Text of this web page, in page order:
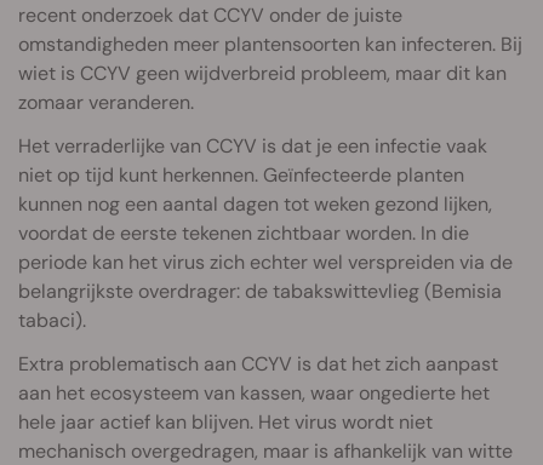
recent onderzoek dat CCYV onder de juiste
omstandigheden meer plantensoorten kan infecteren. Bij
wiet is CCYV geen wijdverbreid probleem, maar dit kan
zomaar veranderen.
Het verraderlijke van CCYV is dat je een infectie vaak
niet op tijd kunt herkennen. Geïnfecteerde planten
kunnen nog een aantal dagen tot weken gezond lijken,
voordat de eerste tekenen zichtbaar worden. In die
periode kan het virus zich echter wel verspreiden via de
belangrijkste overdrager: de tabakswittevlieg (Bemisia
tabaci).
Extra problematisch aan CCYV is dat het zich aanpast
aan het ecosysteem van kassen, waar ongedierte het
hele jaar actief kan blijven. Het virus wordt niet
mechanisch overgedragen, maar is afhankelijk van witte